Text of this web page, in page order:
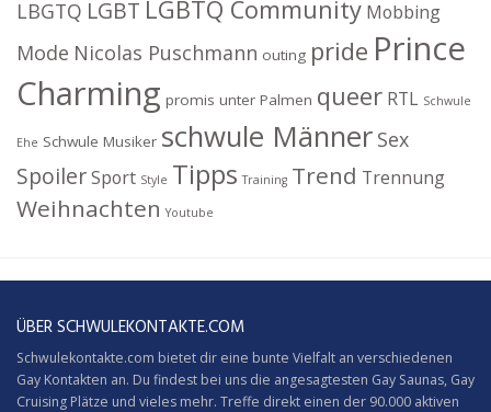
LBGTQ LGBT LGBTQ Community Mobbing
Mode Nicolas Puschmann outing pride Prince
Charming promis unter Palmen queer RTL Schwule
Ehe Schwule Musiker schwule Männer Sex
SpoilerSport Style Tipps Training Trend Trennung
Weihnachten Youtube
ÜBER SCHWULEKONTAKTE.COM
Schwulekontakte.com bietet dir eine bunte Vielfalt an verschiedenen
Gay Kontakten an. Du findest bei uns die angesagtesten Gay Saunas, Gay
Cruising Plätze und vieles mehr. Treffe direkt einen der 90.000 aktiven